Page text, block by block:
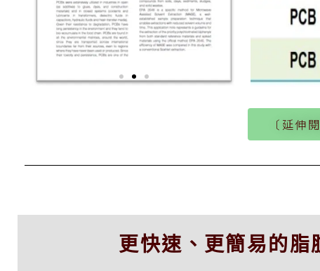
535
〔延伸
更快速、更簡易的脂